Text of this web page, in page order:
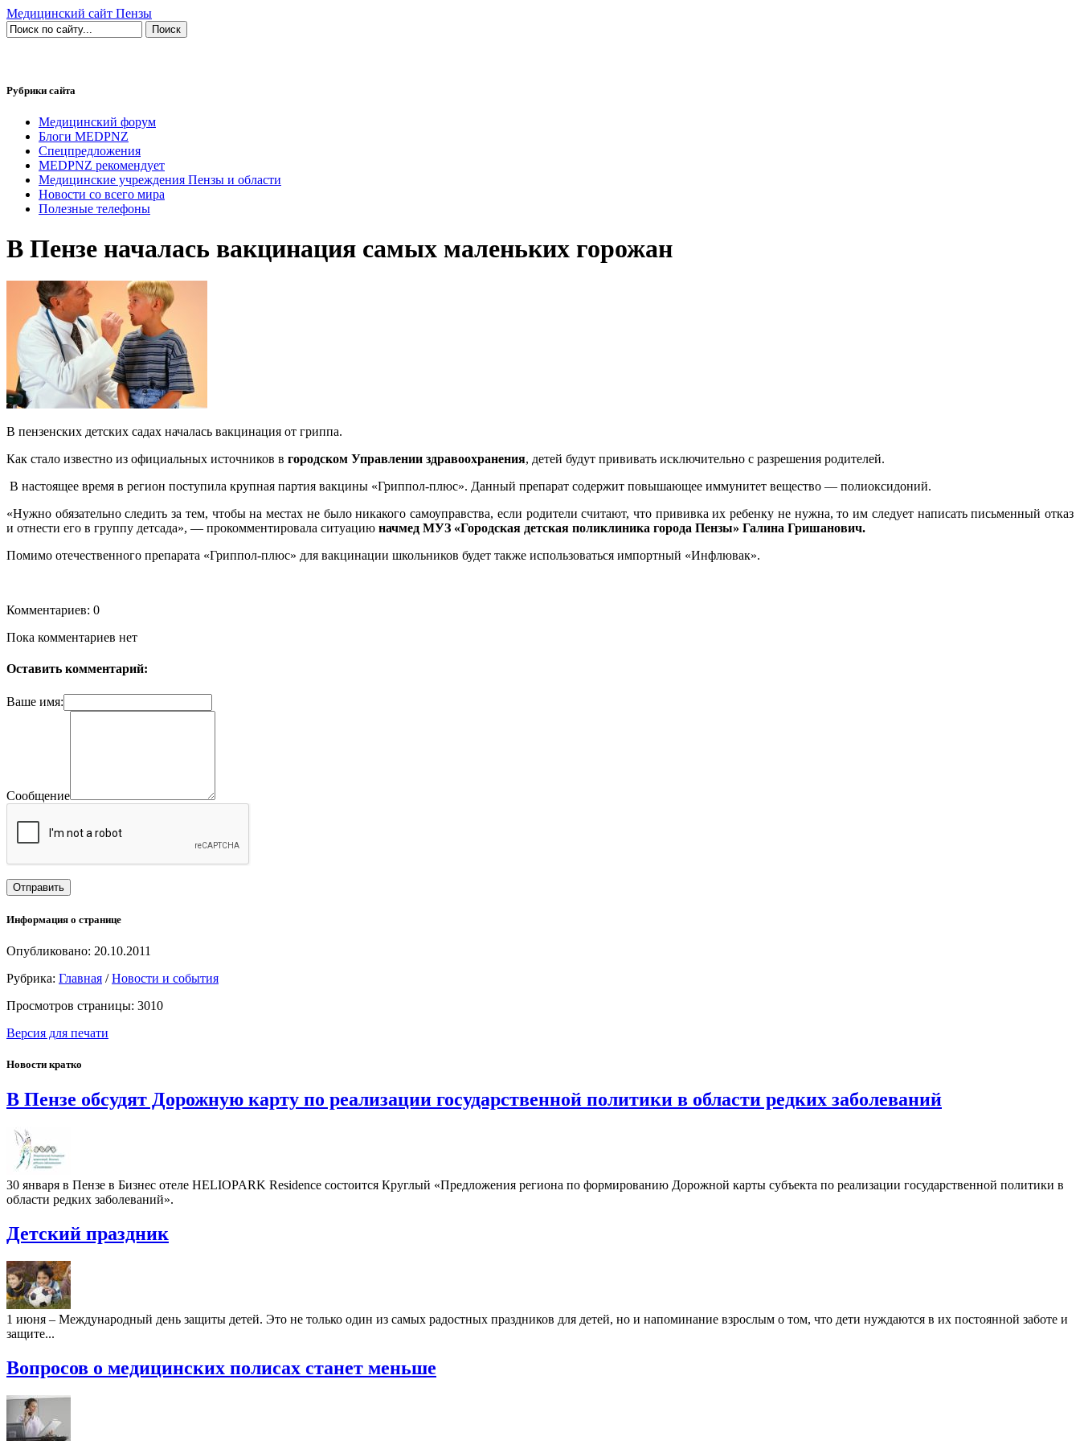
Медицинский сайт Пензы
Рубрики сайта
Медицинский форум
Блоги MEDPNZ
Спецпредложения
MEDPNZ рекомендует
Медицинские учреждения Пензы и области
Новости со всего мира
Полезные телефоны
В Пензе началась вакцинация самых маленьких горожан
В пензенских детских садах началась вакцинация от гриппа.
Как стало известно из официальных источников в городском Управлении здравоохранения, детей будут прививать исключительно с разрешения родителей.
В настоящее время в регион поступила крупная партия вакцины «Гриппол-плюс». Данный препарат содержит повышающее иммунитет вещество — полиоксидоний.
«Нужно обязательно следить за тем, чтобы на местах не было никакого самоуправства, если родители считают, что прививка их ребенку не нужна, то им следует написать письменный отказ
и отнести его в группу детсада», — прокомментировала ситуацию начмед МУЗ «Городская детская поликлиника города Пензы» Галина Гришанович.
Помимо отечественного препарата «Гриппол-плюс» для вакцинации школьников будет также использоваться импортный «Инфлювак».
Комментариев: 0
Пока комментариев нет
Оставить комментарий:
Ваше имя:
Сообщение
Информация о странице
Опубликовано: 20.10.2011
Рубрика: Главная /Новости и события
Просмотров страницы: 3010
Версия для печати
Новости кратко
В Пензе обсудят Дорожную карту по реализации государственной политики в области редких заболеваний
30 января в Пензе в Бизнес отеле HELIOPARK Residence состоится Круглый «Предложения региона по формированию Дорожной карты субъекта по реализации государственной политики в
области редких заболеваний».
Детский праздник
1 июня – Международный день защиты детей. Это не только один из самых радостных праздников для детей, но и напоминание взрослым о том, что дети нуждаются в их постоянной заботе и
защите...
Вопросов о медицинских полисах станет меньше